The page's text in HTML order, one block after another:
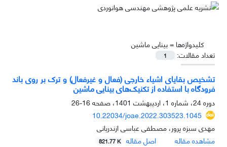
کلیدواژه‌ها =بینایی ماشین
تعداد مقالات:
1
تشخیص بقایای اشیاء خارجی (فعال و غیرفعال) و ترک بر روی باند
فرودگاه با استفاده از تکنیک‌های بینایی ماشین
دوره 24، شماره 1، اردیبهشت 1401، صفحه
16-26
10.22034/joae.2022.303523.1045
مهدی سبزه پرور، مصطفی عباسی ازندریانی
مشاهده مقاله
اصل مقاله 821.77 K